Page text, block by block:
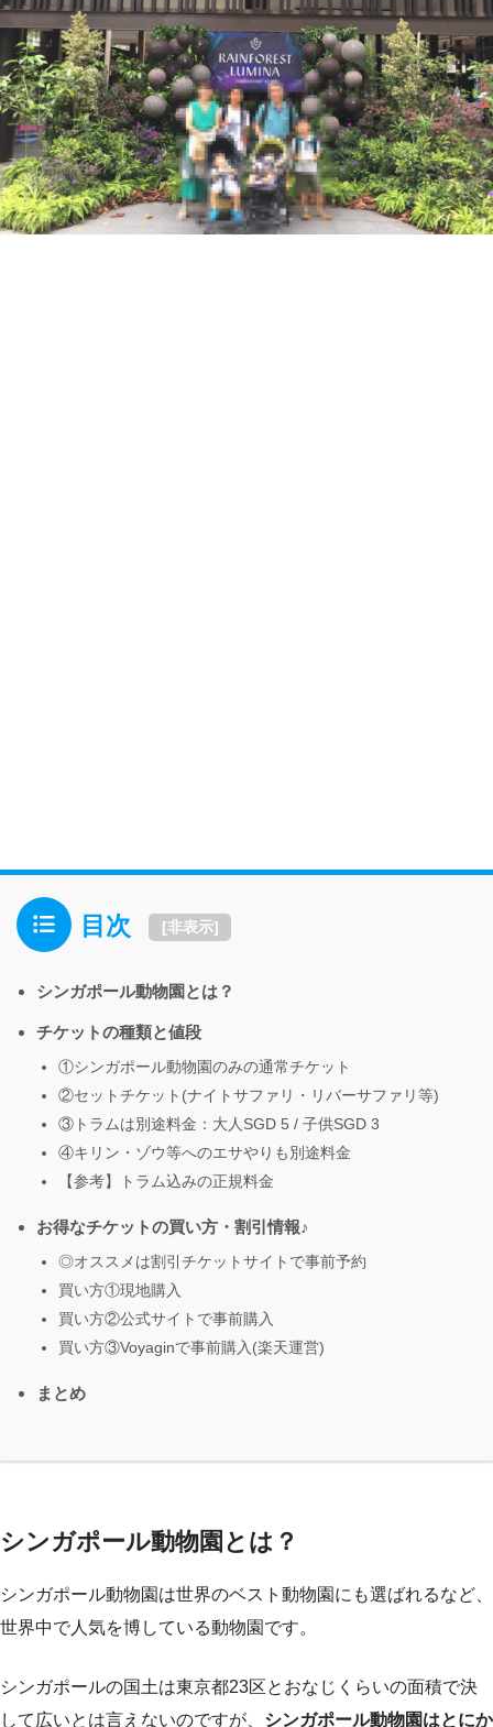
目次 [非表示]
シンガポール動物園とは？
チケットの種類と値段
①シンガポール動物園のみの通常チケット
②セットチケット(ナイトサファリ・リバーサファリ等)
③トラムは別途料金：大人SGD 5 / 子供SGD 3
④キリン・ゾウ等へのエサやりも別途料金
【参考】トラム込みの正規料金
お得なチケットの買い方・割引情報♪
◎オススメは割引チケットサイトで事前予約
買い方①現地購入
買い方②公式サイトで事前購入
買い方③Voyaginで事前購入(楽天運営)
まとめ
シンガポール動物園とは？
シンガポール動物園は世界のベスト動物園にも選ばれるなど、
世界中で人気を博している動物園です。
シンガポールの国土は東京都23区とおなじくらいの面積で決
して広いとは言えないのですが、 シンガポール動物園はとにか